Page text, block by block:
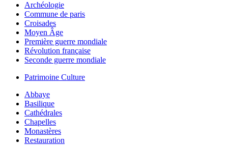
Archéologie
Commune de paris
Croisades
Moyen Âge
Première guerre mondiale
Révolution française
Seconde guerre mondiale
Patrimoine Culture
Abbaye
Basilique
Cathédrales
Chapelles
Monastères
Restauration